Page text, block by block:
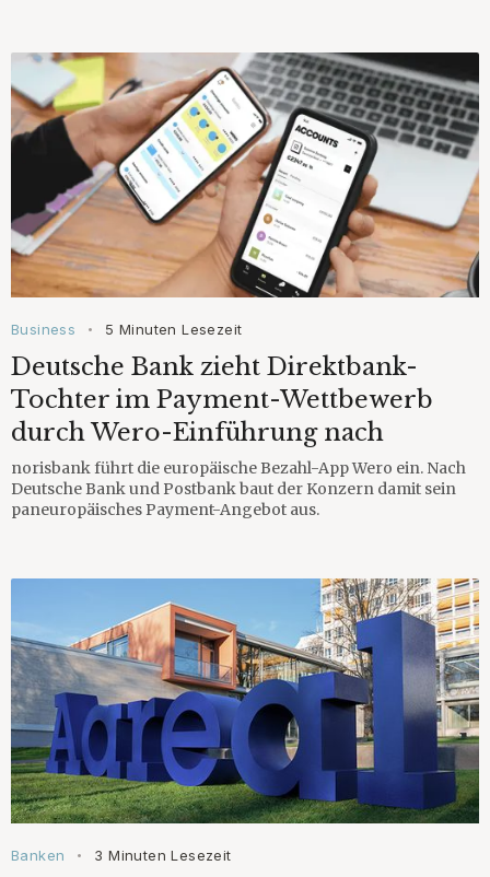
Business • 5 Minuten Lesezeit
Deutsche Bank zieht Direktbank-
Tochter im Payment-Wettbewerb
durch Wero-Einführung nach
norisbank führt die europäische Bezahl-App Wero ein. Nach
Deutsche Bank und Postbank baut der Konzern damit sein
paneuropäisches Payment-Angebot aus.
Banken • 3 Minuten Lesezeit